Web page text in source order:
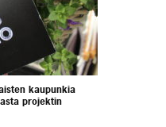
kaupunkia
projektin